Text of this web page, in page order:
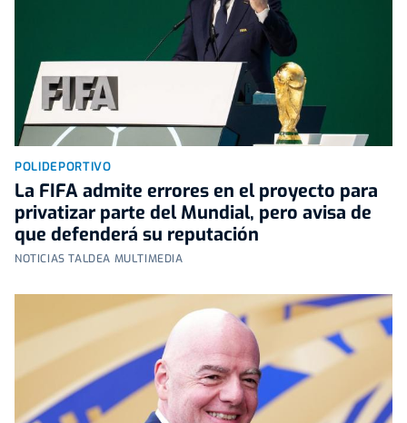
POLIDEPORTIVO
La FIFA admite errores en el proyecto para
privatizar parte del Mundial, pero avisa de
que defenderá su reputación
NOTICIAS TALDEA MULTIMEDIA